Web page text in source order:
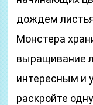
дождем
Монстера
выращивание
интересным и
раскройте